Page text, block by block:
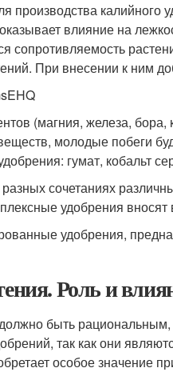
производства калийного
влияние на
сопротивляемость
При внесении к ним
(магния, железа, бора,
молодые побеги
гумат, кобальт
сочетаниях
удобрения вносят
удобрения,
Роль и
быть рациональным,
так как они
особое значение